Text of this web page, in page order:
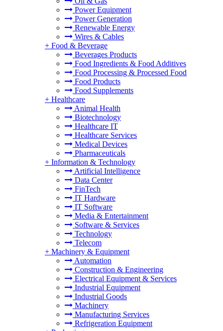
Power Equipment
Power Generation
Renewable Energy
Wires & Cables
+ Food & Beverage
Beverages Products
Food Ingredients & Food Additives
Food Processing & Processed Food
Food Products
Food Supplements
+ Healthcare
Animal Health
Biotechnology
Healthcare IT
Healthcare Services
Medical Devices
Pharmaceuticals
+ Information & Technology
Artificial Intelligence
Data Center
FinTech
IT Hardware
IT Software
Media & Entertainment
Software & Services
Technology
Telecom
+ Machinery & Equipment
Automation
Construction & Engineering
Electrical Equipment & Services
Industrial Equipment
Industrial Goods
Machinery
Manufacturing Services
Refrigeration Equipment